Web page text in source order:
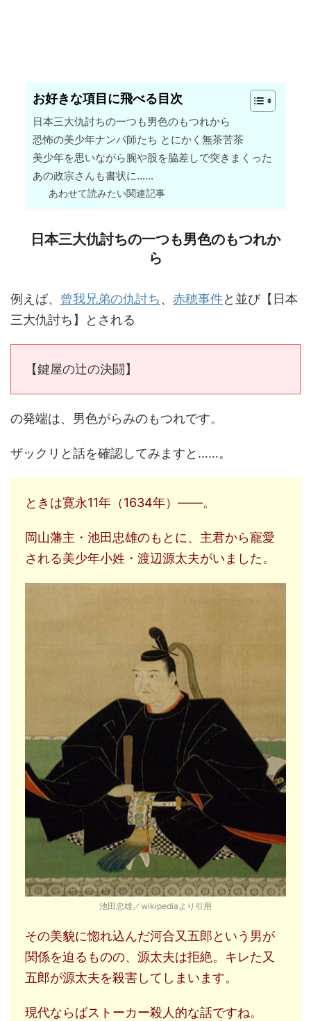
お好きな項目に飛べる目次
日本三大仇討ちの一つも男色のもつれから
恐怖の美少年ナンパ師たち とにかく無茶苦茶
美少年を思いながら腕や股を脇差しで突きまくった
あの政宗さんも書状に……
あわせて読みたい関連記事
日本三大仇討ちの一つも男色のもつれか
ら
例えば、 曾我兄弟の仇討ち、 赤穂事件と並び【日本
三大仇討ち】とされる
【鍵屋の辻の決闘】
の発端は、男色がらみのもつれです。
ザックリと話を確認してみますと……。
ときは寛永11年（1634年）――。
岡山藩主・池田忠雄のもとに、主君から寵愛
される美少年小姓・渡辺源太夫がいました。
池田忠雄／wikipediaより引用
その美貌に惚れ込んだ河合又五郎という男が
関係を迫るものの、源太夫は拒絶。キレた又
五郎が源太夫を殺害してしまいます。
現代ならばストーカー殺人的な話ですね。